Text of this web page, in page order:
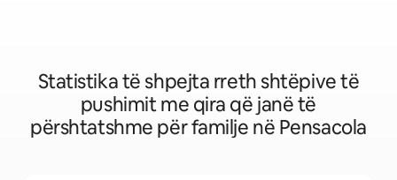
Statistika të shpejta rreth shtëpive të
pushimit me qira që janë të
përshtatshme për familje në Pensacola